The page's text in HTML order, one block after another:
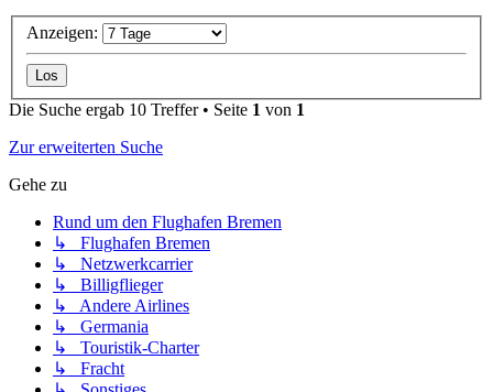
Anzeigen:
Die Suche ergab 10 Treffer • Seite 1 von 1
Zur erweiterten Suche
Gehe zu
Rund um den Flughafen Bremen
↳ Flughafen Bremen
↳ Netzwerkcarrier
↳ Billigflieger
↳ Andere Airlines
↳ Germania
↳ Touristik-Charter
↳ Fracht